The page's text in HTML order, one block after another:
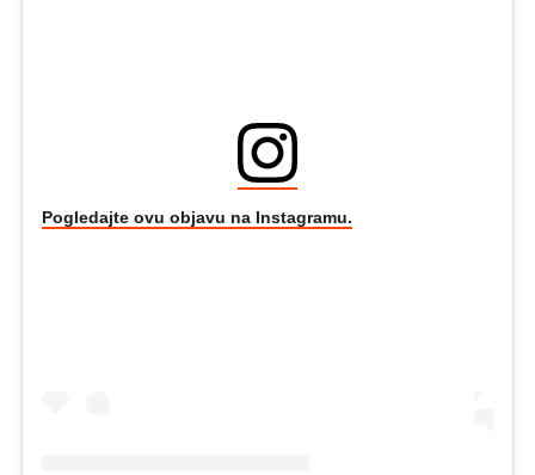
Pogledajte ovu objavu na Instagramu.